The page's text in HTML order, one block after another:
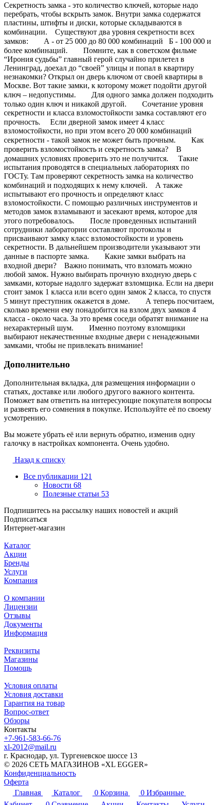
Секретность замка - это количество ключей, которые надо
перебрать, чтобы вскрыть замок. Внутри замка содержатся
пластины, штифты и диски, которые складываются в
комбинации.⠀ Существуют два уровня секретности всех
замков:⠀ ⠀ А - от 25 000 до 80 000 комбинаций⠀Б - 100 000 и
более комбинаций.⠀ ⠀ Помните, как в советском фильме
“Ирония судьбы” главный герой случайно прилетел в
Ленинград, доехал до “своей” улицы и попал в квартиру
незнакомки? Открыл он дверь ключом от своей квартиры в
Москве. Вот такие замки, к которому может подойти другой
ключ – недопустимы.⠀ ⠀ Для одного замка должен подходить
только один ключ и никакой другой.⠀ ⠀ Сочетание уровня
секретности и класса взломостойкости замка составляют его
прочность. ⠀ Если дверной замок имеет 4 класс
взломостойкости, но при этом всего 20 000 комбинаций
секретности - такой замок не может быть прочным.⠀ ⠀ Как
проверить взломостойкость и секретность замка?⠀ В
домашних условиях проверить это не получится. ⠀ Такие
испытания проводятся в специальных лабораториях по
ГОСТу. Там проверяют секретность замка на количество
комбинаций и подходящих к нему ключей.⠀ А также
испытывают его прочность и определяют класс
взломостойкости. С помощью различных инструментов и
методов замок взламывают и засекают время, которое для
этого потребовалось.⠀ ⠀ После проведенных испытаний
сотрудники лаборатории составляют протоколы и
присваивают замку класс взломостойкости и уровень
секретности. В дальнейшем производители указывают эти
данные в паспорте замка.⠀ ⠀ Какие замки выбрать на
входной двери?⠀ Важно понимать, что взломать можно
любой замок. Нужно выбирать прочную входную дверь с
замками, которые надолго задержат взломщика. Если на двери
стоит замок 1 класса или всего один замок 2 класса, то спустя
5 минут преступник окажется в доме.⠀ ⠀ А теперь посчитаем,
сколько времени ему понадобится на взлом двух замков 4
класса - около часа. За это время соседи обратят внимание на
нехарактерный шум.⠀ ⠀ Именно поэтому взломщики
выбирают некачественные входные двери с ненадежными
замками, чтобы не привлекать внимание!
Дополнительно
Дополнительная вкладка, для размещения информации о
статьях, доставке или любого другого важного контента.
Поможет вам ответить на интересующие покупателя вопросы
и развеять его сомнения в покупке. Используйте её по своему
усмотрению.
Вы можете убрать её или вернуть обратно, изменив одну
галочку в настройках компонента. Очень удобно.
Назад к списку
Все публикации 121
Новости 68
Полезные статьи 53
Подпишитесь на рассылку наших новостей и акций
Подписаться
Интернет-магазин
Каталог
Акции
Бренды
Услуги
Компания
О компании
Лицензии
Отзывы
Документы
Информация
Реквизиты
Магазины
Помощь
Условия оплаты
Условия доставки
Гарантия на товар
Вопрос-ответ
Обзоры
Контакты
+7-961-583-66-76
xl-2012@mail.ru
г. Краснодар, ул. Тургеневское шоссе 13
© 2026 СЕТЬ МАГАЗИНОВ «XL EGGER»
Конфиденциальность
Оферта
Главная
Каталог 0 Корзина 0 Избранные